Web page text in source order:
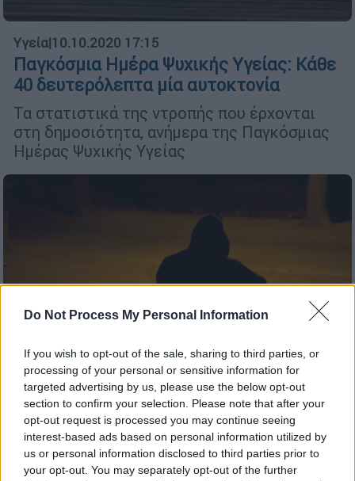
Do Not Process My Personal Information
If you wish to opt-out of the sale, sharing to third parties, or
processing of your personal or sensitive information for
targeted advertising by us, please use the below opt-out
section to confirm your selection. Please note that after your
opt-out request is processed you may continue seeing
interest-based ads based on personal information utilized by
us or personal information disclosed to third parties prior to
your opt-out. You may separately opt-out of the further
Υγεία|10.10.2020 17:15
Παγκόσμια Ημέρα Ψυχικής Υγείας: Κάθε
40 δευτερόλεπτα μία αυτοκτονία
Τα στατιστικά της ντροπής που έρχονται
στη δημοσιότητα, ανήμερα της Παγκόσμιας
Ημέρας Ψυχικής Υγείας
Κόσμος 06.10.2020 11:41
Έκθεση της φρίκης: Εκατοντάδες
χιλιάδες ψυχικά νοσούντες ζουν